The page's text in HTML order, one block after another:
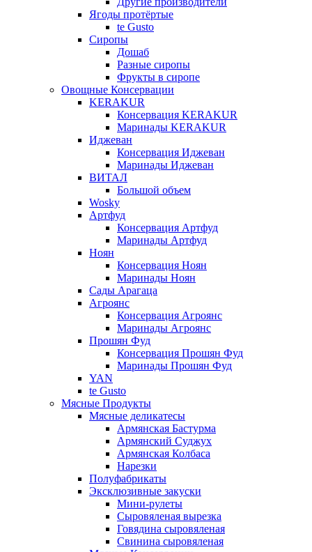
Ягоды протёртые
te Gusto
Сиропы
Дошаб
Разные сиропы
Фрукты в сиропе
Овощные Консервации
KERAKUR
Консервация KERAKUR
Маринады KERAKUR
Иджеван
Консервация Иджеван
Маринады Иджеван
ВИТАЛ
Большой объем
Wosky
Артфуд
Консервация Артфуд
Маринады Артфуд
Ноян
Консервация Ноян
Маринады Ноян
Сады Арагаца
Агроянс
Консервация Агроянс
Маринады Агроянс
Прошян Фуд
Консервация Прошян Фуд
Маринады Прошян Фуд
YAN
te Gusto
Мясные Продукты
Мясные деликатесы
Армянская Бастурма
Армянский Суджух
Армянская Колбаса
Нарезки
Полуфабрикаты
Эксклюзивные закуски
Мини-рулеты
Сыровяленая вырезка
Говядина сыровяленая
Свинина сыровяленая